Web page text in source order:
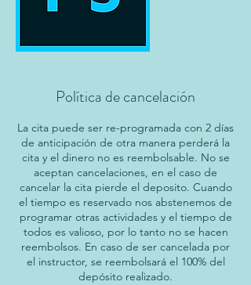
Política de cancelación
La cita puede ser re-programada con 2 días
de anticipación de otra manera perderá la
cita y el dinero no es reembolsable. No se
aceptan cancelaciones, en el caso de
cancelar la cita pierde el deposito. Cuando
el tiempo es reservado nos abstenemos de
programar otras actividades y el tiempo de
todos es valioso, por lo tanto no se hacen
reembolsos. En caso de ser cancelada por
el instructor, se reembolsará el 100% del
depósito realizado.